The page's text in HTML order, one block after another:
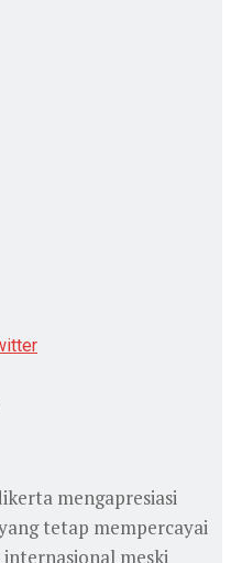
mengapresiasi
tetap mempercayai
meski